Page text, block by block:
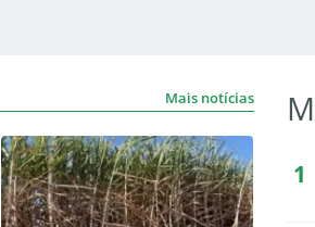
Mais notícias